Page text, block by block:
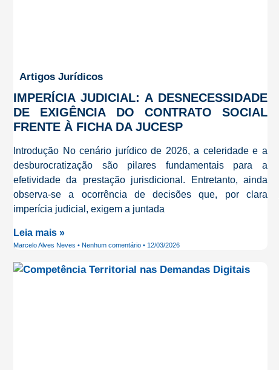
Artigos Jurídicos
IMPERÍCIA JUDICIAL: A DESNECESSIDADE
DE EXIGÊNCIA DO CONTRATO SOCIAL
FRENTE À FICHA DA JUCESP
Introdução No cenário jurídico de 2026, a celeridade e a
desburocratização são pilares fundamentais para a
efetividade da prestação jurisdicional. Entretanto, ainda
observa-se a ocorrência de decisões que, por clara
imperícia judicial, exigem a juntada
Leia mais »
Marcelo Alves Neves Nenhum comentário 12/03/2026